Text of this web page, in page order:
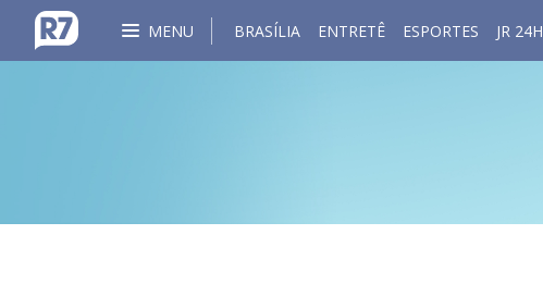
MENU BRASÍLIA ENTRETÊ ESPORTES JR 24H